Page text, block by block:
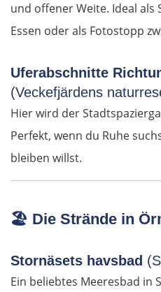
und offener Weite. Ideal als
Essen oder als Fotostopp
Uferabschnitte
(Veckefjärdens
Hier wird der
Perfekt, wenn du Ruhe
bleiben willst.
🏖️ Die Strände in
Stornäsets havsbad
Ein beliebtes Meeresbad in
Solsona
Barcelona
Reus
Amposta
Dénia